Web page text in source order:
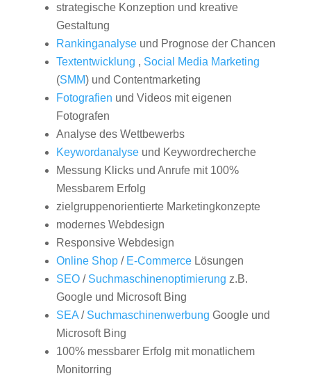
strategische Konzeption und kreative
Gestaltung
Rankinganalyseund Prognose der Chancen
Textentwicklung , Social Media Marketing
(SMM) und Contentmarketing
Fotografien und Videos mit eigenen
Fotografen
Analyse des Wettbewerbs
Keywordanalyseund Keywordrecherche
Messung Klicks und Anrufe mit 100%
Messbarem Erfolg
zielgruppenorientierte Marketingkonzepte
modernes Webdesign
Responsive Webdesign
Online Shop/ E-CommerceLösungen
SEO/ Suchmaschinenoptimierung z.B.
Google und Microsoft Bing
SEA/ Suchmaschinenwerbung Google und
Microsoft Bing
100% messbarer Erfolg mit monatlichem
Monitorring